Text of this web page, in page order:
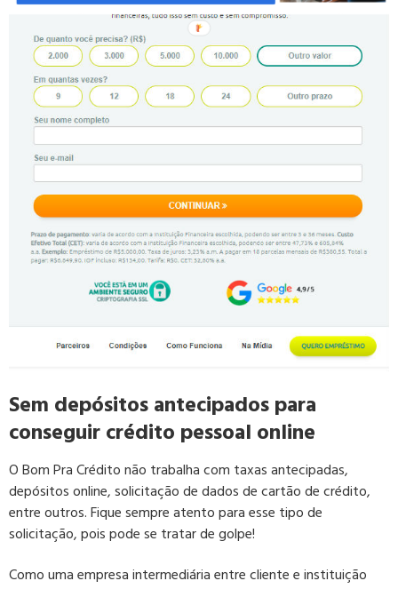
Sem depósitos antecipados para
conseguir crédito pessoal online
O Bom Pra Crédito não trabalha com taxas antecipadas,
depósitos online, solicitação de dados de cartão de crédito,
entre outros. Fique sempre atento para esse tipo de
solicitação, pois pode se tratar de golpe!
Como uma empresa intermediária entre cliente e instituição